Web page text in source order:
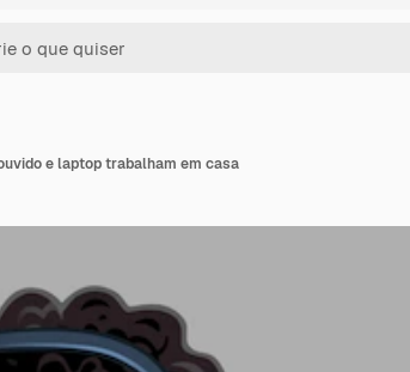
e laptop trabalham em casa